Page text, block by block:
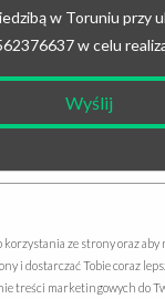
w Toruniu przy
w celu
korzystania ze strony oraz aby
i dostarczać Tobie coraz
treści marketingowych do